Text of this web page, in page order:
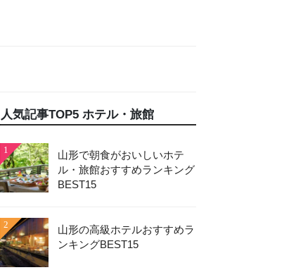
人気記事TOP5 ホテル・旅館
1
山形で朝食がおいしいホテ
ル・旅館おすすめランキング
BEST15
2
山形の高級ホテルおすすめラ
ンキングBEST15